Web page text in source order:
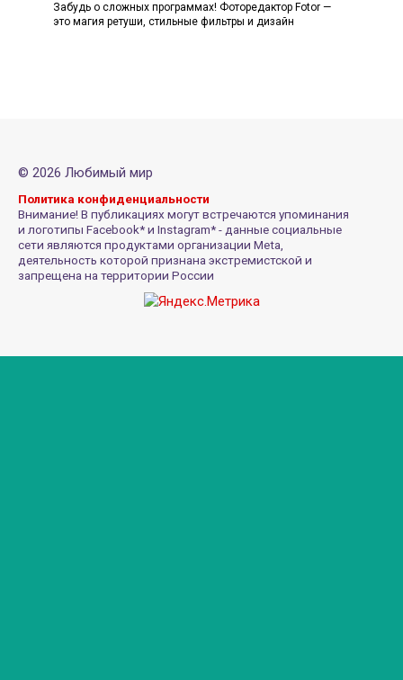
Забудь о сложных программах! Фоторедактор Fotor —
это магия ретуши, стильные фильтры и дизайн
© 2026 Любимый мир
Политика конфиденциальности
Внимание! В публикациях могут встречаются упоминания
и логотипы Facebook* и Instagram* - данные социальные
сети являются продуктами организации Meta,
деятельность которой признана экстремистской и
запрещена на территории России